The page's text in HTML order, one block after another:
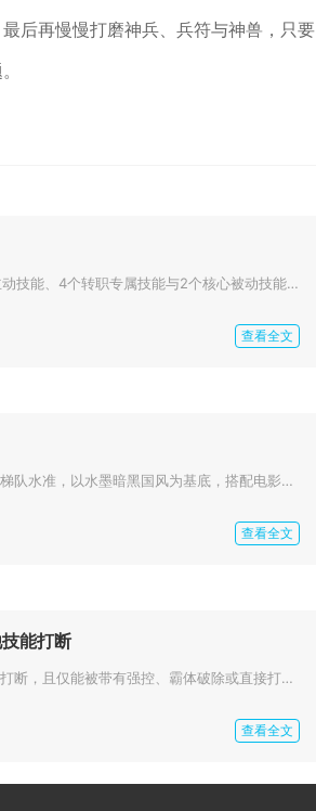
后再慢慢打磨神兵、兵符与神兽，只要
全民奇迹2魔导职业共有11种技能，包含5个基础主动技能、4个转职专属技能与2个核心被动技能，构建出输出与控制兼备的完整技...
查看全文
影之刃三江湖传的画面达到了移动端武侠游戏第一梯队水准，以水墨暗黑国风为基底，搭配电影级光影与粒子特效，场景、角色、战斗特...
查看全文
能打断
花千骨手游中的变羊技能（渡魂）可以被其他技能打断，且仅能被带有强控、霸体破除或直接打断效果的技能中断，普通攻击与常规伤害...
查看全文